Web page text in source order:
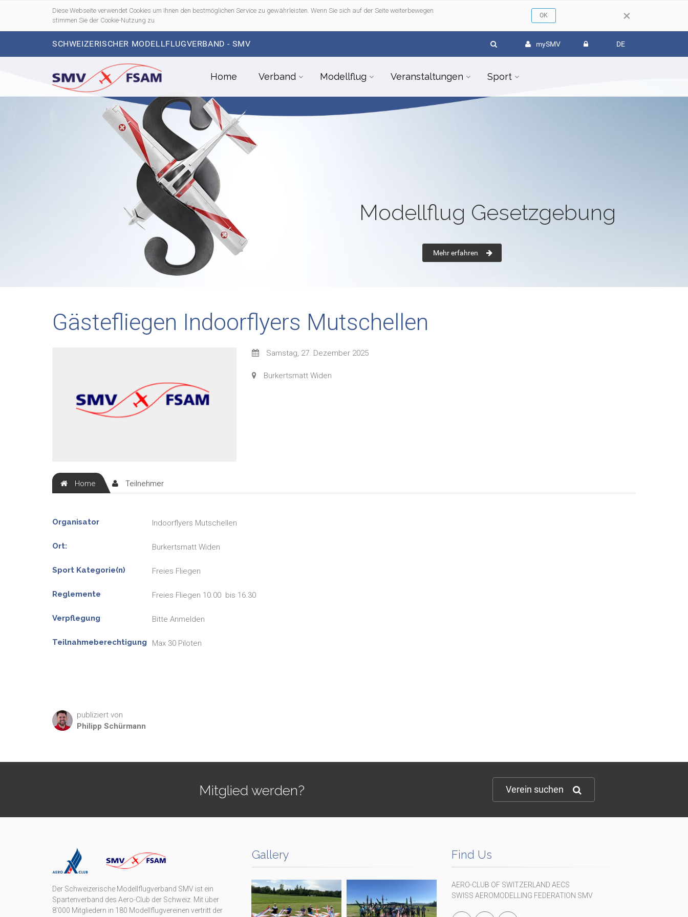
×
Diese Webseite verwendet Cookies um Ihnen den bestmöglichen Service zu gewährleisten. Wenn Sie sich auf der Seite weiterbewegen
stimmen Sie der Cookie-Nutzung zu
SCHWEIZERISCHER MODELLFLUGVERBAND - SMV mySMV DE
Home Verband Modellflug Veranstaltungen Sport
Modellflug Gesetzgebung
Mehr erfahren
Gästefliegen Indoorflyers Mutschellen
Samstag, 27. Dezember 2025
Burkertsmatt Widen
Home Teilnehmer
Organisator Indoorflyers Mutschellen
Ort: Burkertsmatt Widen
Sport Kategorie(n) Freies Fliegen
Reglemente Freies Fliegen 10.00 bis 16.30
Verpflegung Bitte Anmelden
Teilnahmeberechtigung Max 30 Piloten
publiziert von
Philipp Schürmann
Mitglied werden? Verein suchen
Der Schweizerische Modellflugverband SMV ist ein
Spartenverband des Aero-Club der Schweiz. Mit über
8'000 Mitgliedern in 180 Modellflugvereinen vertritt der
Gallery Find Us
AERO-CLUB OF SWITZERLAND AECS
SWISS AEROMODELLING FEDERATION SMV